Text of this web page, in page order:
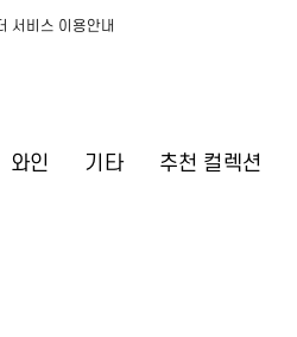
와인 기타 추천 컬렉션
서비스 이용안내